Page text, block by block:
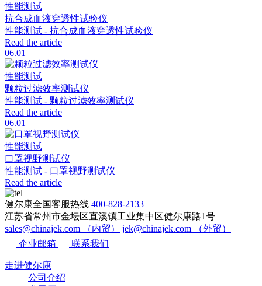
性能测试
抗合成血液穿透性试验仪
性能测试 - 抗合成血液穿透性试验仪
Read the article
06.01
性能测试
颗粒过滤效率测试仪
性能测试 - 颗粒过滤效率测试仪
Read the article
06.01
性能测试
口罩视野测试仪
性能测试 - 口罩视野测试仪
Read the article
健尔康全国客服热线 400-828-2133
江苏省常州市金坛区直溪镇工业集中区健尔康路1号
sales@chinajek.com （内贸）
jek@chinajek.com （外贸）
企业邮箱
联系我们
走进健尔康
公司介绍